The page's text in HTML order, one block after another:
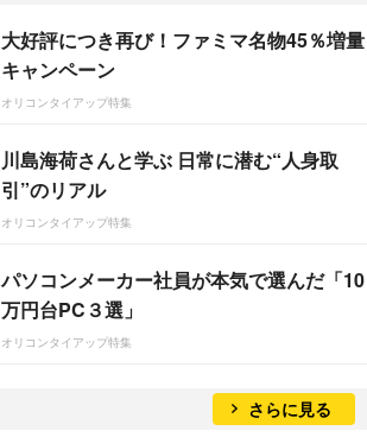
大好評につき再び！ファミマ名物45％増量
キャンペーン
オリコンタイアップ特集
川島海荷さんと学ぶ 日常に潜む“人身取
引”のリアル
オリコンタイアップ特集
パソコンメーカー社員が本気で選んだ「10
万円台PC３選」
オリコンタイアップ特集
さらに見る